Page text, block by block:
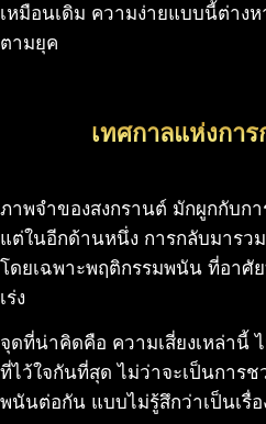
เหมือนเดิม ความง่ายแบบนี้ต่าง
ตามยุค
เทศกาลแห่งกา
ภาพจำของสงกรานต์ มักผูกกับก
แต่ในอีกด้านหนึ่ง การกลับมารว
โดยเฉพาะพฤติกรรมพนัน ที่อาศั
เร่ง
จุดที่น่าคิดคือ ความเสี่ยงเหล่านี้
ที่ไว้ใจกันที่สุด ไม่ว่าจะเป็นการช
พนันต่อกัน แบบไม่รู้สึกว่าเป็นเรื่